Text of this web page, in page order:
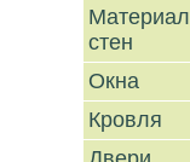
Материал
стен
Окна
Кровля